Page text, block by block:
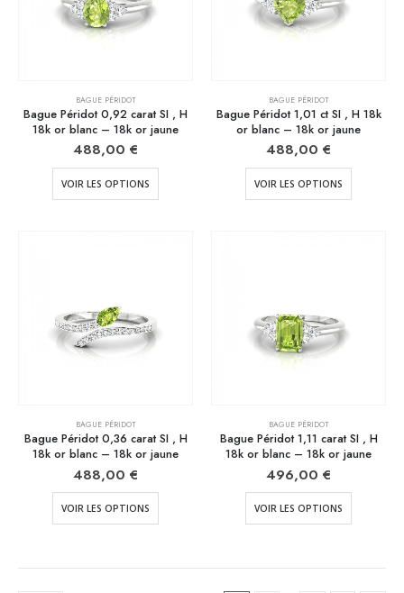
BAGUE PÉRIDOT
Bague Péridot 0,92 carat SI , H
18k or blanc – 18k or jaune
488,00 €
VOIR LES OPTIONS
BAGUE PÉRIDOT
Bague Péridot 1,01 ct SI , H 18k
or blanc – 18k or jaune
488,00 €
VOIR LES OPTIONS
BAGUE PÉRIDOT
Bague Péridot 0,36 carat SI , H
18k or blanc – 18k or jaune
488,00 €
VOIR LES OPTIONS
BAGUE PÉRIDOT
Bague Péridot 1,11 carat SI , H
18k or blanc – 18k or jaune
496,00 €
VOIR LES OPTIONS